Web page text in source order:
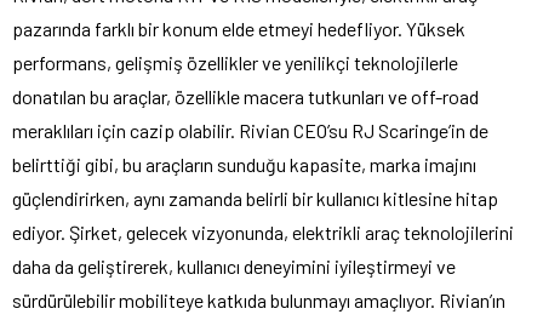
pazarında farklı bir konum elde etmeyi hedefliyor. Yüksek
performans, gelişmiş özellikler ve yenilikçi teknolojilerle
donatılan bu araçlar, özellikle macera tutkunları ve off-road
meraklıları için cazip olabilir. Rivian CEO’su RJ Scaringe’in de
belirttiği gibi, bu araçların sunduğu kapasite, marka imajını
güçlendirirken, aynı zamanda belirli bir kullanıcı kitlesine hitap
ediyor. Şirket, gelecek vizyonunda, elektrikli araç teknolojilerini
daha da geliştirerek, kullanıcı deneyimini iyileştirmeyi ve
sürdürülebilir mobiliteye katkıda bulunmayı amaçlıyor. Rivian’ın